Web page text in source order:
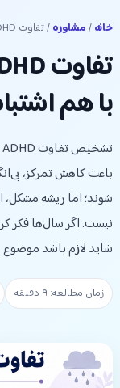
خانه/مشاوره/ تفاوت ADHD و افسردگی
با هم
باعث کاهش تمرکز،
شوند؛ اما ریشه مشکل،
نیست. اگر سال‌ها فکر
شاید لازم باشد موضوع
زمان مطالعه: ۹ دقیقه